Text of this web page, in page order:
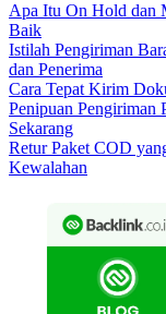
Apa Itu On Hold dan
Baik
Istilah Pengiriman
dan Penerima
Cara Tepat Kirim
Penipuan Pengiriman
Sekarang
Retur Paket COD
Kewalahan